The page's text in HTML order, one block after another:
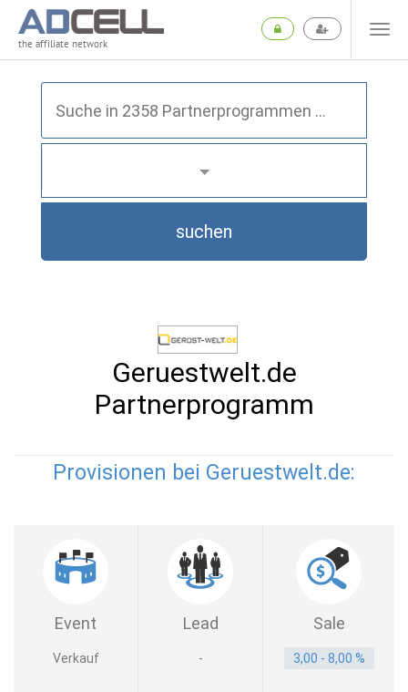
the affiliate network
suchen
Geruestwelt.de
Partnerprogramm
Provisionen bei Geruestwelt.de:
Event Lead Sale
Verkauf - 3,00 - 8,00 %